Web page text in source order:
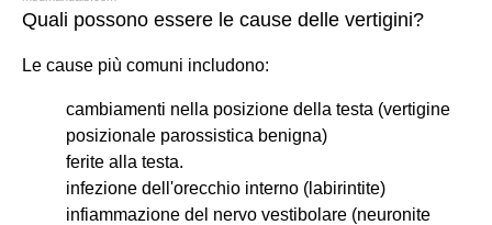
Quali possono essere le cause delle vertigini?
Le cause più comuni includono:
cambiamenti nella posizione della testa (vertigine
posizionale parossistica benigna)
ferite alla testa.
infezione dell'orecchio interno (labirintite)
infiammazione del nervo vestibolare (neuronite